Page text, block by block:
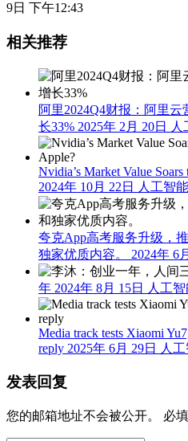
9日 下午12:43
相关推荐
阿里2024Q4财报：阿里
长33% 2025年 2月 20日 人
Nvidia’s Market Value
2024年 10月 22日
人工智能
夸克App高考服务升级，
独家优质内容。 2024年 6
年 2024年 8月 15日 人工
Media track tests Xiaomi
reply 2025年 6月 29日 人
发表回复
您的邮箱地址不会被公开。 必